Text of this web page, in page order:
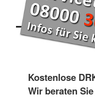
Kostenlose
Wir beraten